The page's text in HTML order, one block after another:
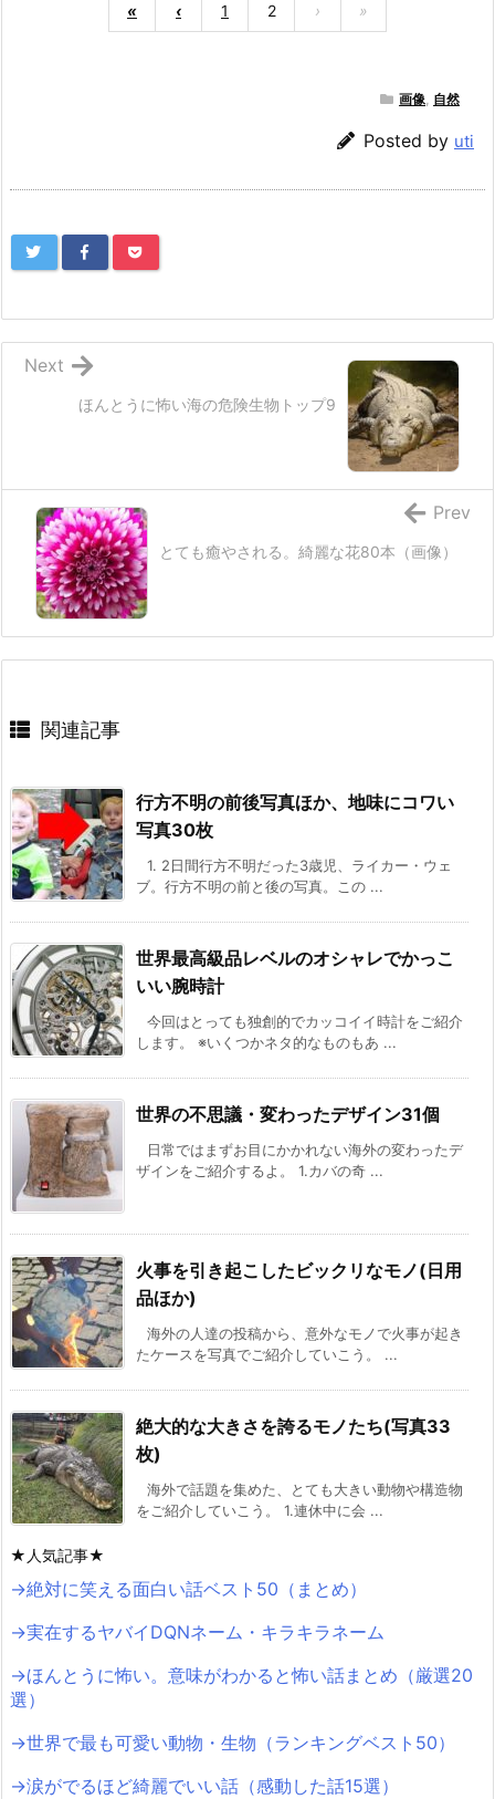
« ‹ 1 2 › »
画像, 自然
Posted by uti
ほんとうに怖い海の危険生物トップ9
Next
とても癒やされる。綺麗な花80本（画像）
Prev
関連記事
行方不明の前後写真ほか、地味にコワい
写真30枚
1. 2日間行方不明だった3歳児、ライカー・ウェ
ブ。行方不明の前と後の写真。この ...
世界最高級品レベルのオシャレでかっこ
いい腕時計
今回はとっても独創的でカッコイイ時計をご紹介
します。 ※いくつかネタ的なものもあ ...
世界の不思議・変わったデザイン31個
日常ではまずお目にかかれない海外の変わったデ
ザインをご紹介するよ。 1.カバの奇 ...
火事を引き起こしたビックリなモノ(日用
品ほか)
海外の人達の投稿から、意外なモノで火事が起き
たケースを写真でご紹介していこう。 ...
絶大的な大きさを誇るモノたち(写真33
枚)
海外で話題を集めた、とても大きい動物や構造物
をご紹介していこう。 1.連休中に会 ...
★人気記事★
→絶対に笑える面白い話ベスト50（まとめ）
→実在するヤバイDQNネーム・キラキラネーム
→ほんとうに怖い。意味がわかると怖い話まとめ（厳選20
選）
→世界で最も可愛い動物・生物（ランキングベスト50）
→涙がでるほど綺麗でいい話（感動した話15選）